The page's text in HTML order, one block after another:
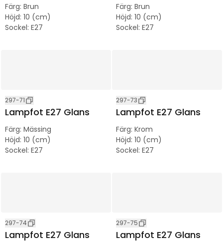
Färg: Brun
Höjd: 10 (cm)
Sockel: E27
Färg: Brun
Höjd: 10 (cm)
Sockel: E27
297-71
Lampfot E27 Glans
Färg: Mässing
Höjd: 10 (cm)
Sockel: E27
297-73
Lampfot E27 Glans
Färg: Krom
Höjd: 10 (cm)
Sockel: E27
297-74
Lampfot E27 Glans
297-75
Lampfot E27 Glans